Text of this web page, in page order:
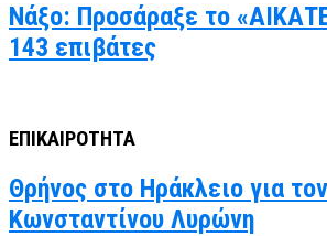
Νάξο: Προσάραξε το
143 επιβάτες
ΕΠΙΚΑΙΡΟΤΗΤΑ
Θρήνος στο Ηράκλειο για
Κωνσταντίνου Λυρώνη